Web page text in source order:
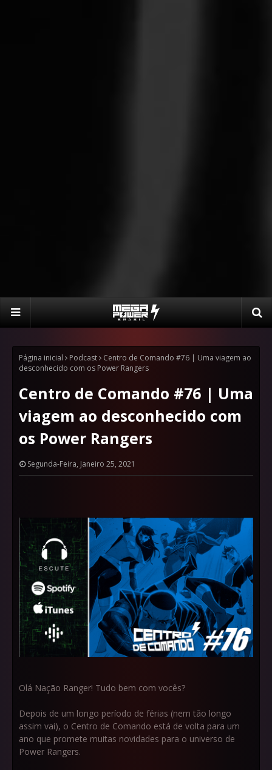
Página inicial Podcast
Centro de Comando #76 | Uma viagem ao
desconhecido com os Power Rangers
Centro de Comando #76 | Uma
viagem ao desconhecido com
os Power Rangers
Segunda-Feira, Janeiro 25, 2021
Olá Nação Ranger! Tudo bem com vocês?
Depois de um longo período de férias (nem tão longo
assim vai), o Centro de Comando está de volta para um
ano que promete muitas novidades para o universo de
Power Rangers.